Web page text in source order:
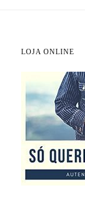
LOJA ONLINE